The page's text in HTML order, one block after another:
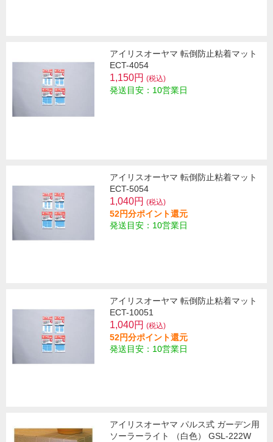
アイリスオーヤマ 転倒防止粘着マット
ECT-4054
1,150円 (税込)
発送目安：10営業日
アイリスオーヤマ 転倒防止粘着マット
ECT-5054
1,040円 (税込)
52円分ポイント還元
発送目安：10営業日
アイリスオーヤマ 転倒防止粘着マット
ECT-10051
1,040円 (税込)
52円分ポイント還元
発送目安：10営業日
アイリスオーヤマ パルス式 ガーデン用
ソーラーライト （白色） GSL-222W